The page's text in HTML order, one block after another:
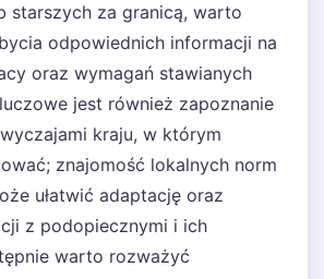
starszych za granicą, warto
odpowiednich informacji na
oraz wymagań stawianych
jest również zapoznanie
kraju, w którym
znajomość lokalnych norm
ułatwić adaptację oraz
z podopiecznymi i ich
warto rozważyć